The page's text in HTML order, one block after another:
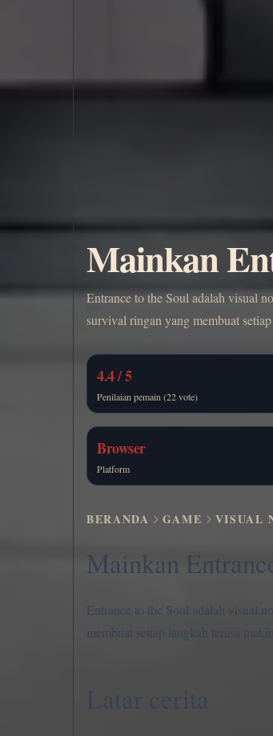
Mainkan
Entrance to the Soul adalah visual
survival ringan yang membuat
4.4 / 5
Penilaian pemain (22 vote)
Browser
Platform
BERANDA GAME VISUAL
Mainkan
Entrance to the Soul adalah visual
membuat setiap langkah terasa
Latar cerita